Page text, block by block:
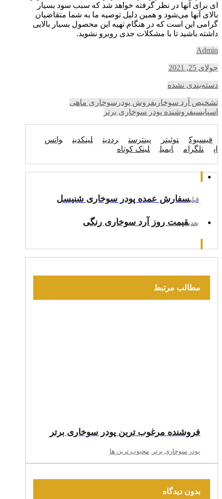
ای برای آنها در نظر گرفته خواهد شد که سبب سود بسیار
بالای آنها می‌شود و همین دلیل توصیه ما به شما متقاضیان
گرامی این است که در هنگام تهیه این محصول بسیار بالایی
داشته باشید تا با مشکلات جدی روبرو نشوید.
Admin
جولای 25, 2021
دسته‌بندی نشده
تشخیص آرد سوخاریفروش پودرسوخاری ماهی
اسپایسیفروشنده پودر سوخاری برتر
فیسبوک توئیتر پینترست رددیت لینکدین
واتس
اپ
تلگرام ایمیل لینک کوتاه
قبلیسفارش عمده پودر سوخاری شنیسل
بعدیقیمت‌ روز آرد سوخاری رنگی
مطالب مرتبط
فروشنده مرغوب ترین پودر سوخاری برتر
پودر سوخاری برتر , محبوب ترین ها
بدون دیدگاه